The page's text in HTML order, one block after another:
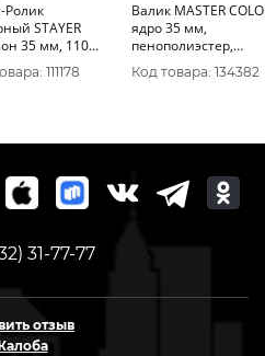
STAYER
35 мм, 110
MASTER (0531-11)
111178
Валик MASTER
ядро 35 мм,
пенополиэстер,
мелкопористый, под 6
мм ручку, желт., 100
Код товара: 134382
31-77-77
отзыв